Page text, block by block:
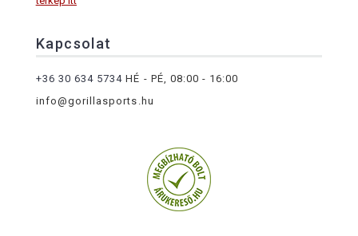
Kapcsolat
+36 30 634 5734 HÉ - PÉ, 08:00 - 16:00
info@gorillasports.hu